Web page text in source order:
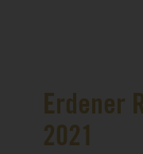
Erdener
2021